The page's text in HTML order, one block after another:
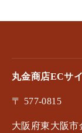
丸金商店ECサ
〒 577-0815
大阪府東大阪市